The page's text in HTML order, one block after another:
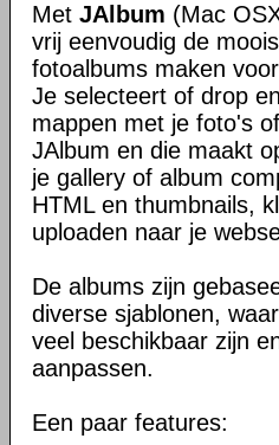
Met JAlbum (Mac
vrij eenvoudig de
fotoalbums maken
Je selecteert of drop
mappen met je foto's
JAlbum en die maakt
je gallery of album
HTML en thumbnails,
uploaden naar je
De albums zijn
diverse sjablonen,
veel beschikbaar zijn
aanpassen.
Een paar features: